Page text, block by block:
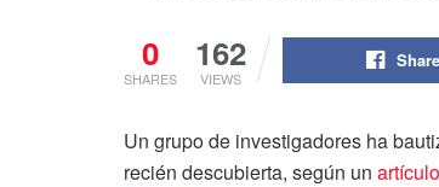
0
SHARES
162
VIEWS
Un grupo de investigadores ha
recién descubierta, según un